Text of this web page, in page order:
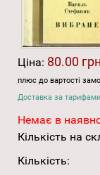
Ціна: 80.00
плюс до вартості
Доставка за
Немає в
Кількість на
Кількість: